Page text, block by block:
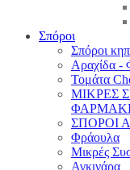
Σπόροι
Σπόροι
Αραχίδα -
Τομάτα
ΜΙΚΡΕΣ
ΣΠΟΡΟΙ
Φράουλα
Μικρές
Αγκινάρα